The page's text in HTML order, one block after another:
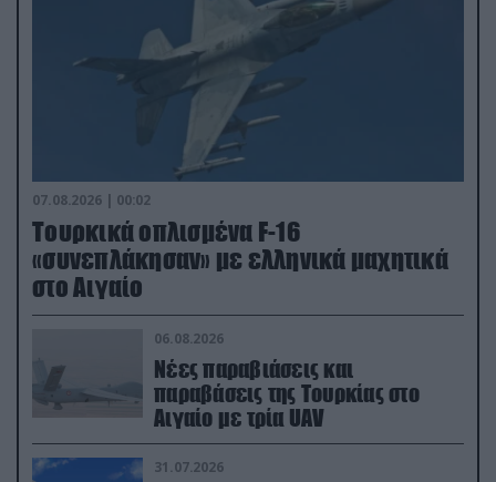
07.08.2026 | 00:02
Τουρκικά οπλισμένα F-16
«συνεπλάκησαν» με ελληνικά μαχητικά
στο Αιγαίο
06.08.2026
Νέες παραβιάσεις και
παραβάσεις της Τουρκίας στο
Αιγαίο με τρία UAV
31.07.2026